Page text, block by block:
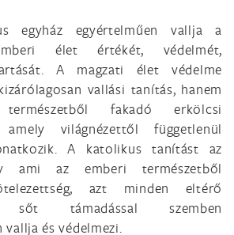
egyház egyértelműen vallja a
élet értékét, védelmét,
A magzati élet védelme
vallási tanítás, hanem
fakadó erkölcsi
amely világnézettől függetlenül
A katolikus tanítást az
ami az emberi természetből
azt minden eltérő
sőt támadással szemben
vallja és védelmezi.